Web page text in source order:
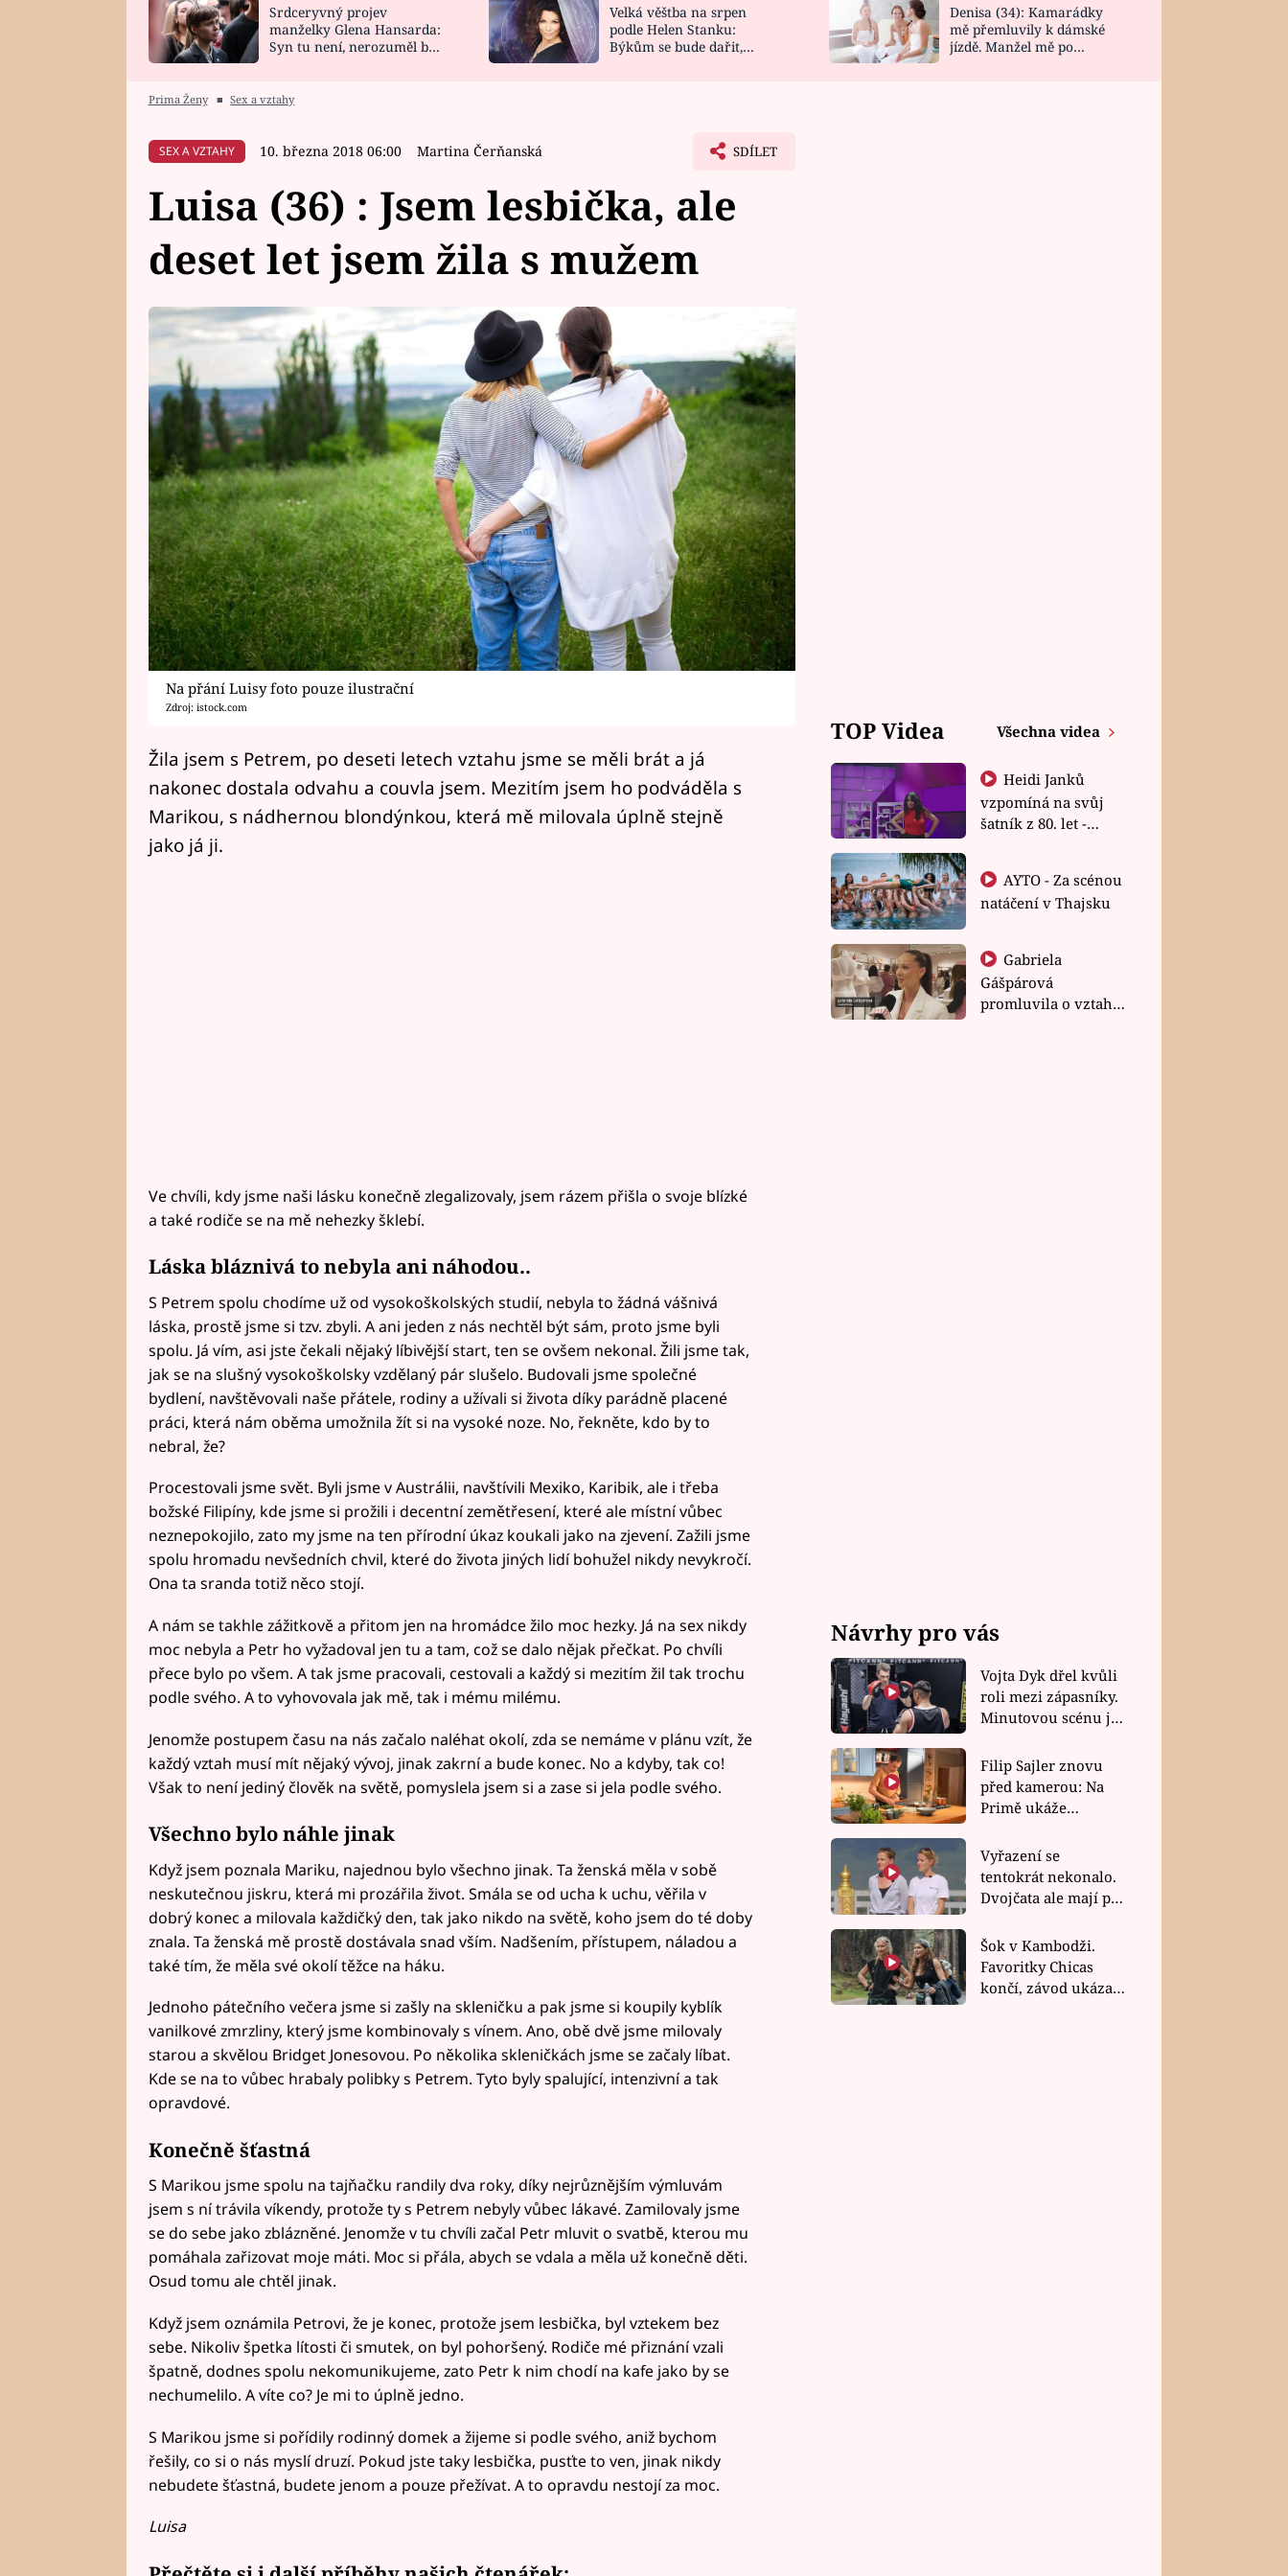
HOROSKOP NA
CELEBRITY
VAŘENÍ
NOVINKY
VIDEORECEPTY
DESIGN
Srdceryvný projev
manželky Glena Hansarda:
Syn tu není, nerozuměl by
Velká věštba na srpen
podle Helen Stanku:
Býkům se bude dařit,
Denisa (34): Kamarádky
mě přemluvily k dámské
jízdě. Manžel mě po
Prima Ženy ■ Sex a vztahy
SEX A VZTAHY 10. března 2018 06:00 Martina Čerňanská SDÍLET
Luisa (36) : Jsem lesbička, ale
deset let jsem žila s mužem
Na přání Luisy foto pouze ilustrační
Zdroj: istock.com
Žila jsem s Petrem, po deseti letech vztahu jsme se měli brát a já
nakonec dostala odvahu a couvla jsem. Mezitím jsem ho podváděla s
Marikou, s nádhernou blondýnkou, která mě milovala úplně stejně
jako já ji.
Ve chvíli, kdy jsme naši lásku konečně zlegalizovaly, jsem rázem přišla o svoje blízké
a také rodiče se na mě nehezky šklebí.
Láska bláznivá to nebyla ani náhodou..
S Petrem spolu chodíme už od vysokoškolských studií, nebyla to žádná vášnivá
láska, prostě jsme si tzv. zbyli. A ani jeden z nás nechtěl být sám, proto jsme byli
spolu. Já vím, asi jste čekali nějaký líbivější start, ten se ovšem nekonal. Žili jsme tak,
jak se na slušný vysokoškolsky vzdělaný pár slušelo. Budovali jsme společné
bydlení, navštěvovali naše přátele, rodiny a užívali si života díky parádně placené
práci, která nám oběma umožnila žít si na vysoké noze. No, řekněte, kdo by to
nebral, že?
Procestovali jsme svět. Byli jsme v Austrálii, navštívili Mexiko, Karibik, ale i třeba
božské Filipíny, kde jsme si prožili i decentní zemětřesení, které ale místní vůbec
neznepokojilo, zato my jsme na ten přírodní úkaz koukali jako na zjevení. Zažili jsme
spolu hromadu nevšedních chvil, které do života jiných lidí bohužel nikdy nevykročí.
Ona ta sranda totiž něco stojí.
A nám se takhle zážitkově a přitom jen na hromádce žilo moc hezky. Já na sex nikdy
moc nebyla a Petr ho vyžadoval jen tu a tam, což se dalo nějak přečkat. Po chvíli
přece bylo po všem. A tak jsme pracovali, cestovali a každý si mezitím žil tak trochu
podle svého. A to vyhovovala jak mě, tak i mému milému.
Jenomže postupem času na nás začalo naléhat okolí, zda se nemáme v plánu vzít, že
každý vztah musí mít nějaký vývoj, jinak zakrní a bude konec. No a kdyby, tak co!
Však to není jediný člověk na světě, pomyslela jsem si a zase si jela podle svého.
Všechno bylo náhle jinak
Když jsem poznala Mariku, najednou bylo všechno jinak. Ta ženská měla v sobě
neskutečnou jiskru, která mi prozářila život. Smála se od ucha k uchu, věřila v
dobrý konec a milovala každičký den, tak jako nikdo na světě, koho jsem do té doby
znala. Ta ženská mě prostě dostávala snad vším. Nadšením, přístupem, náladou a
také tím, že měla své okolí těžce na háku.
Jednoho pátečního večera jsme si zašly na skleničku a pak jsme si koupily kyblík
vanilkové zmrzliny, který jsme kombinovaly s vínem. Ano, obě dvě jsme milovaly
starou a skvělou Bridget Jonesovou. Po několika skleničkách jsme se začaly líbat.
Kde se na to vůbec hrabaly polibky s Petrem. Tyto byly spalující, intenzivní a tak
opravdové.
Konečně šťastná
S Marikou jsme spolu na tajňačku randily dva roky, díky nejrůznějším výmluvám
jsem s ní trávila víkendy, protože ty s Petrem nebyly vůbec lákavé. Zamilovaly jsme
se do sebe jako zblázněné. Jenomže v tu chvíli začal Petr mluvit o svatbě, kterou mu
pomáhala zařizovat moje máti. Moc si přála, abych se vdala a měla už konečně děti.
Osud tomu ale chtěl jinak.
Když jsem oznámila Petrovi, že je konec, protože jsem lesbička, byl vztekem bez
sebe. Nikoliv špetka lítosti či smutek, on byl pohoršený. Rodiče mé přiznání vzali
špatně, dodnes spolu nekomunikujeme, zato Petr k nim chodí na kafe jako by se
nechumelilo. A víte co? Je mi to úplně jedno.
S Marikou jsme si pořídily rodinný domek a žijeme si podle svého, aniž bychom
řešily, co si o nás myslí druzí. Pokud jste taky lesbička, pusťte to ven, jinak nikdy
nebudete šťastná, budete jenom a pouze přežívat. A to opravdu nestojí za moc.
Luisa
TOP Videa Všechna videa
Heidi Janků
vzpomíná na svůj
šatník z 80. let -
natáčení v Thajsku
Gabriela
Gášpárová
promluvila o vztahu
Návrhy pro vás
Vojta Dyk dřel kvůli
roli mezi zápasníky.
Minutovou scénu jel
Filip Sajler znovu
před kamerou: Na
Primě ukáže
rychlé recepty
Vyřazení se
tentokrát nekonalo.
Dvojčata ale mají po
závodu nůž na krku
Šok v Kambodži.
Favoritky Chicas
končí, závod ukázal